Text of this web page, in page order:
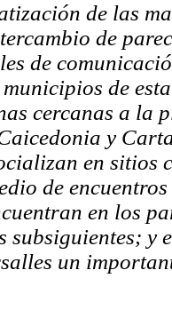
de las
de
de
de
cercanas a la
y
en sitios
de
en los
subsiguientes;
un